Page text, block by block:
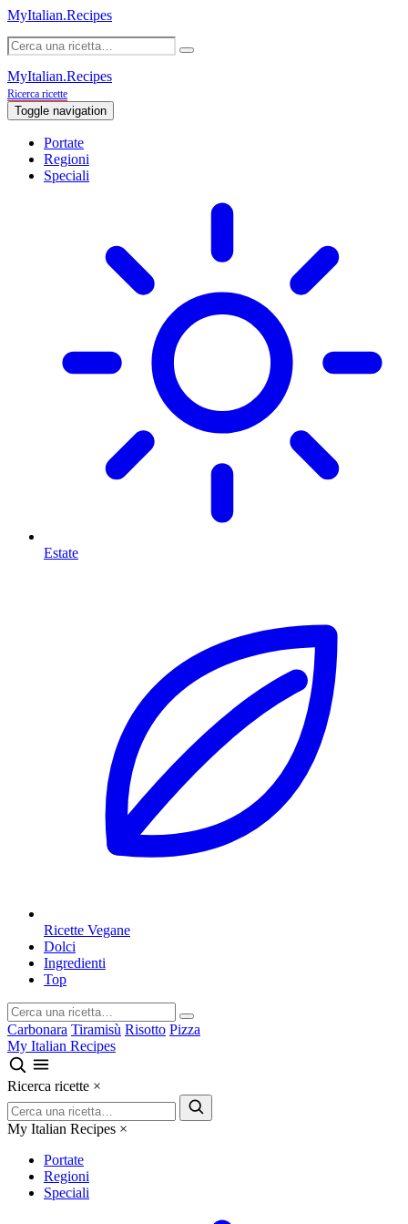
MyItalian.Recipes
MyItalian.Recipes
Ricerca ricette
Toggle navigation
Portate
Regioni
Speciali
Estate
Ricette Vegane
Dolci
Ingredienti
Top
Carbonara Tiramisù Risotto Pizza
My Italian Recipes
Ricerca ricette ×
My Italian Recipes ×
Portate
Regioni
Speciali